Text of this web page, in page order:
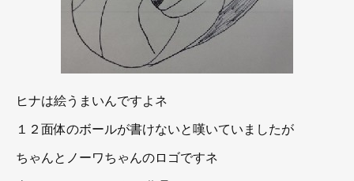
ヒナは絵うまいんですよネ
１２面体のボールが書けないと嘆いていましたが
ちゃんとノーワちゃんのロゴですネ